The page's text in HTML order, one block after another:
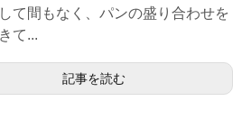
て間もなく、パンの盛り合わせを
て...
記事を読む